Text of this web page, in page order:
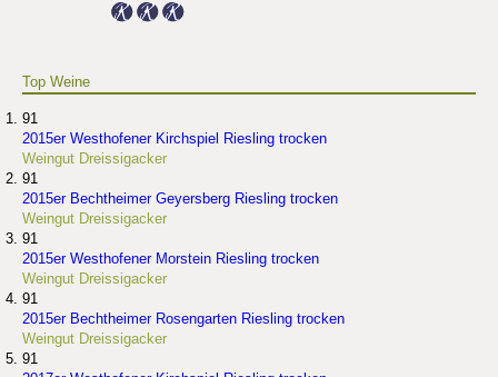
Top Weine
91
2015er Westhofener Kirchspiel Riesling trocken
Weingut Dreissigacker
91
2015er Bechtheimer Geyersberg Riesling trocken
Weingut Dreissigacker
91
2015er Westhofener Morstein Riesling trocken
Weingut Dreissigacker
91
2015er Bechtheimer Rosengarten Riesling trocken
Weingut Dreissigacker
91